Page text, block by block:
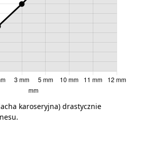
karoseryjna) drastycznie